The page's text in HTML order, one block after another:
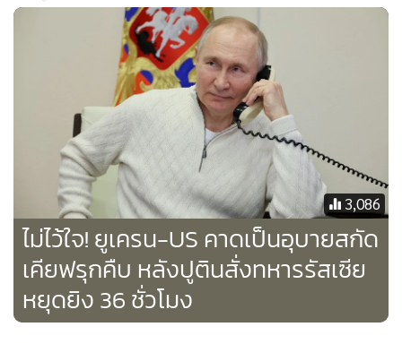
ขณะเดียวกัน โพโดลยัก กล่าวว่าในส่วนของอาวุธอื่นๆ ที่ยูเครนมี
ความต้องการในลำดับต้นๆ ก็มีกระสุนปืนใหญ่คาลิเบอร์ 155
มม. โดรนต่อสู้ศักยภาพโจมตีลึกเข้าไปในดินแดนยึดครอง และ
ระบบต่อต้านอากาศยาน ในนั้นรวมถึงยานยนต์หุ้มเกราะต่อต้าน
อากาศยานชีตาห์ของเยอรมนี
เขาเชื่อมั่นด้วยว่ายุโรปและสหรัฐฯ จะยกระดับส่งมอบอาวุธเร็วๆ
นี้ เพราะว่ายุโรปและสหรัฐฯ ตระหนักแล้วว่าเสบียงอาวุธเหล่านั้น
ของพวกเขาคือกุญแจสำคัญในการยุติสงคราม "ในวันนี้ พันธมิตร
ของเราเข้าใจอย่างชัดแจ้งแล้วว่า การส่งมอบอาวุธแก่ยูเครนใน
ปริมาณที่เพียงพอจะช่วยให้การจำกัดวงสงครามให้อยู่เฉพาะใน
บรรดาดินแดนยึดครองเป็นสิ่งที่เป็นไปได้"
3,086
ไม่ไว้ใจ! ยูเครน-US คาดเป็นอุบายสกัด
เคียฟรุกคืบ หลังปูตินสั่งทหารรัสเซีย
หยุดยิง 36 ชั่วโมง